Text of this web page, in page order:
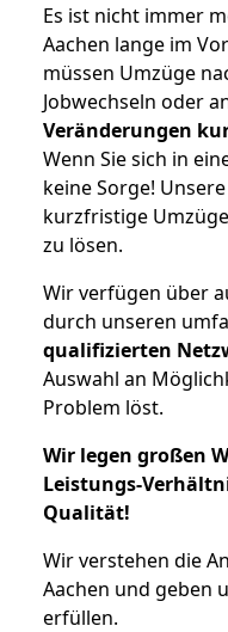
Es ist nicht immer
Aachen lange im
müssen Umzüge
Jobwechseln oder
Veränderungen
Wenn Sie sich in
keine Sorge!
kurzfristige
zu lösen.
Wir verfügen über
durch unseren
qualifizierten
Auswahl an
Problem löst.
Wir legen großen
Leistungs-
Qualität!
Wir verstehen die
Aachen und geben
erfüllen.